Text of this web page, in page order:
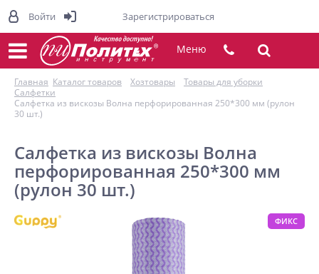
Меню
Главная Каталог товаров Хозтовары
Товары для уборки
Салфетки
Салфетка из вискозы Волна перфорированная 250*300 мм (рулон
30 шт.)
Салфетка из вискозы Волна
перфорированная 250*300 мм
(рулон 30 шт.)
ФИКС
Войти Зарегистрироваться